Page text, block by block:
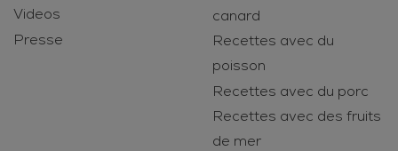
Videos
Presse
canard
Recettes avec du
poisson
Recettes avec du porc
Recettes avec des fruits
de mer